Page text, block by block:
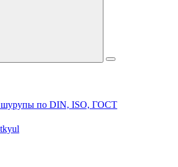
шурупы по DIN, ISO, ГОСТ